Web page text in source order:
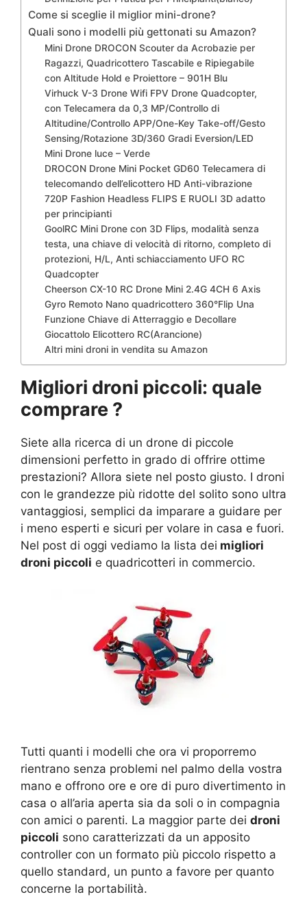
Come si sceglie il miglior mini-drone?
Quali sono i modelli più gettonati su Amazon?
Mini Drone DROCON Scouter da Acrobazie per
Ragazzi, Quadricottero Tascabile e Ripiegabile
con Altitude Hold e Proiettore – 901H Blu
Virhuck V-3 Drone Wifi FPV Drone Quadcopter,
con Telecamera da 0,3 MP/Controllo di
Altitudine/Controllo APP/One-Key Take-off/Gesto
Sensing/Rotazione 3D/360 Gradi Eversion/LED
Mini Drone luce – Verde
DROCON Drone Mini Pocket GD60 Telecamera di
telecomando dell’elicottero HD Anti-vibrazione
720P Fashion Headless FLIPS E RUOLI 3D adatto
per principianti
GoolRC Mini Drone con 3D Flips, modalità senza
testa, una chiave di velocità di ritorno, completo di
protezioni, H/L, Anti schiacciamento UFO RC
Quadcopter
Cheerson CX-10 RC Drone Mini 2.4G 4CH 6 Axis
Gyro Remoto Nano quadricottero 360°Flip Una
Funzione Chiave di Atterraggio e Decollare
Giocattolo Elicottero RC(Arancione)
Altri mini droni in vendita su Amazon
Migliori droni piccoli: quale
comprare ?
Siete alla ricerca di un drone di piccole
dimensioni perfetto in grado di offrire ottime
prestazioni? Allora siete nel posto giusto. I droni
con le grandezze più ridotte del solito sono ultra
vantaggiosi, semplici da imparare a guidare per
i meno esperti e sicuri per volare in casa e fuori.
Nel post di oggi vediamo la lista dei migliori
droni piccoli e quadricotteri in commercio.
Tutti quanti i modelli che ora vi proporremo
rientrano senza problemi nel palmo della vostra
mano e offrono ore e ore di puro divertimento in
casa o all’aria aperta sia da soli o in compagnia
con amici o parenti. La maggior parte dei droni
piccoli sono caratterizzati da un apposito
controller con un formato più piccolo rispetto a
quello standard, un punto a favore per quanto
concerne la portabilità.